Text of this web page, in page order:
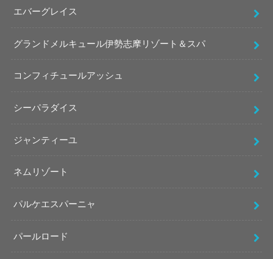
エバーグレイス
グランドメルキュール伊勢志摩リゾート＆スパ
コンフィチュールアッシュ
シーパラダイス
ジャンティーユ
ネムリゾート
パルケエスパーニャ
パールロード